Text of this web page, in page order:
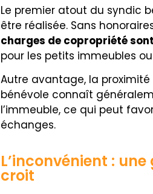
Le premier atout du syndic
être réalisée. Sans
charges de copropriété
pour les petits immeubles
Autre avantage, la
bénévole connaît
l’immeuble, ce qui peut
échanges.
L’inconvénient :
croit